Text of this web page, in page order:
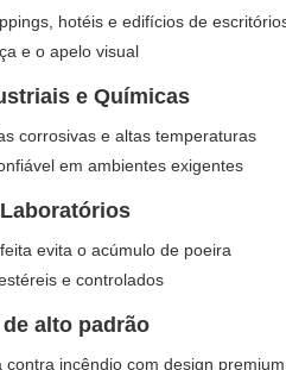
hotéis e edifícios de
e o apelo visual
e Químicas
corrosivas e altas temperaturas
em ambientes exigentes
evita o acúmulo de poeira
e controlados
alto padrão
contra incêndio com design premium